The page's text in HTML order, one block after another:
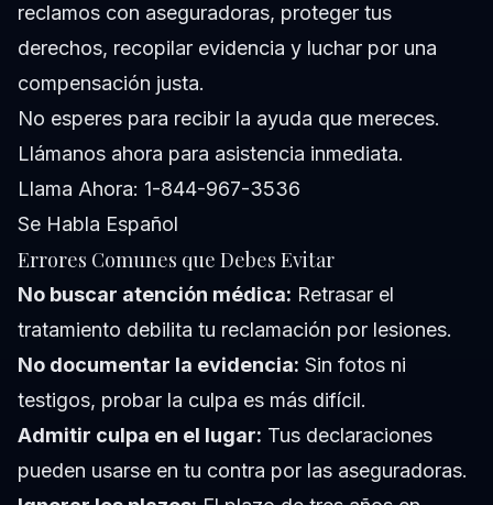
reclamos con aseguradoras, proteger tus
derechos, recopilar evidencia y luchar por una
compensación justa.
No esperes para recibir la ayuda que mereces.
Llámanos ahora para asistencia inmediata.
Llama Ahora: 1-844-967-3536
Se Habla Español
Errores Comunes que Debes Evitar
No buscar atención médica: Retrasar el
tratamiento debilita tu reclamación por lesiones.
No documentar la evidencia: Sin fotos ni
testigos, probar la culpa es más difícil.
Admitir culpa en el lugar: Tus declaraciones
pueden usarse en tu contra por las aseguradoras.